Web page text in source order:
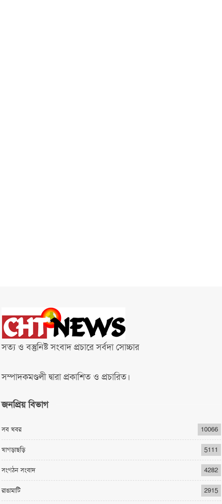
সত্য ও বস্তুনিষ্ট সংবাদ প্রচারে সর্বদা সোচ্চার
সম্পাদকমণ্ডলী দ্বারা প্রকাশিত ও প্রচারিত।
জনপ্রিয় বিভাগ
সব খবর 10066
খাগড়াছড়ি 5111
সংগঠন সংবাদ 4282
রাঙামাটি 2915